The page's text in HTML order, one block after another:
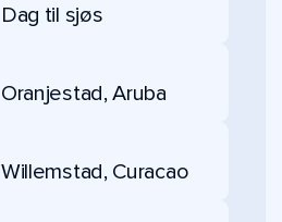
Dag til sjøs
Oranjestad, Aruba
Willemstad, Curacao